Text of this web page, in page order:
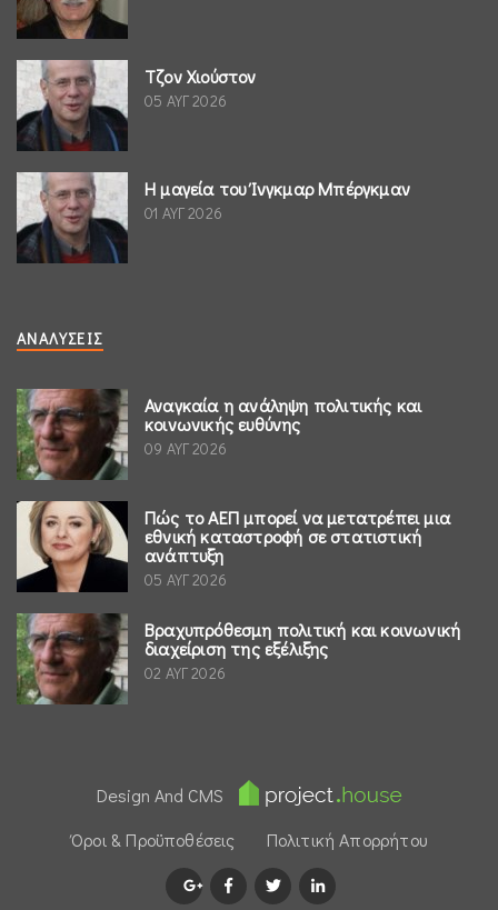
Τζον Χιούστον
05 ΑΥΓ 2026
Η μαγεία του Ίνγκμαρ Μπέργκμαν
01 ΑΥΓ 2026
ΑΝΑΛΎΣΕΙΣ
Αναγκαία η ανάληψη πολιτικής και
κοινωνικής ευθύνης
09 ΑΥΓ 2026
Πώς το ΑΕΠ μπορεί να μετατρέπει μια
εθνική καταστροφή σε στατιστική
ανάπτυξη
05 ΑΥΓ 2026
Βραχυπρόθεσμη πολιτική και κοινωνική
διαχείριση της εξέλιξης
02 ΑΥΓ 2026
Design And CMS
Όροι & Προϋποθέσεις
Πολιτική Απορρήτου